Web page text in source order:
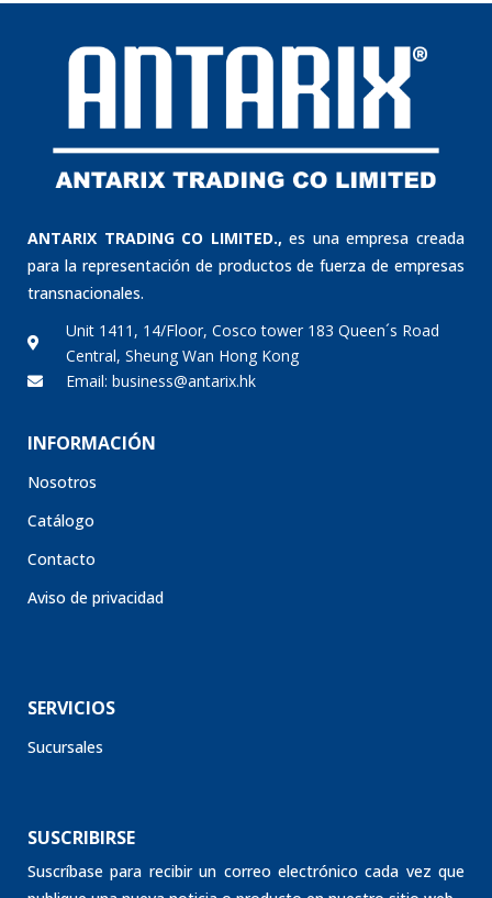
ANTARIX TRADING CO LIMITED., es una empresa creada
para la representación de productos de fuerza de empresas
transnacionales.
Unit 1411, 14/Floor, Cosco tower 183 Queen´s Road
Central, Sheung Wan Hong Kong
Email: business@antarix.hk
INFORMACIÓN
Nosotros
Catálogo
Contacto
Aviso de privacidad
SERVICIOS
Sucursales
SUSCRIBIRSE
Suscríbase para recibir un correo electrónico cada vez que